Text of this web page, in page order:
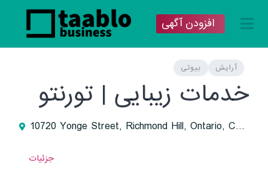
افزودن آگهی
آرایش بیوتی
خدمات زیبایی | تورنتو
10720 Yonge Street, Richmond Hill, Ontario, Canada
جزئیات